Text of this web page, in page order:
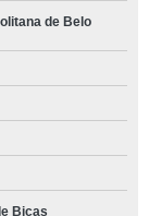
de Belo
Bicas